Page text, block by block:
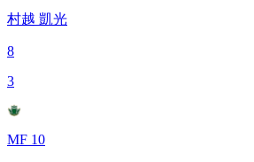
村越 凱光
8
3
MF 10